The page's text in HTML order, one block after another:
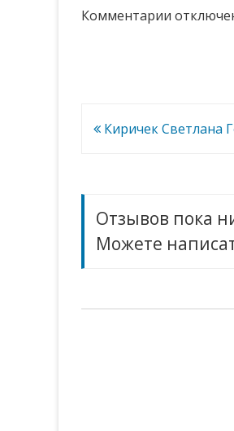
Комментарии к
Навигация
Киричек Светлана
Отзывов пока
Можете